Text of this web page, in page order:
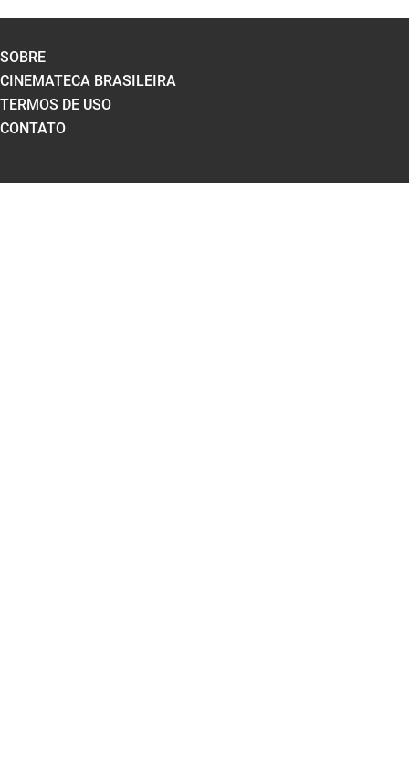
SOBRE
CINEMATECA BRASILEIRA
TERMOS DE USO
CONTATO